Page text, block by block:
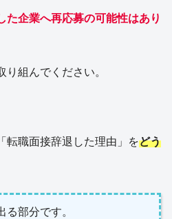
た企業へ再応募の可能性はあり
組んでください。
転職面接辞退した理由」をどう
る部分です。